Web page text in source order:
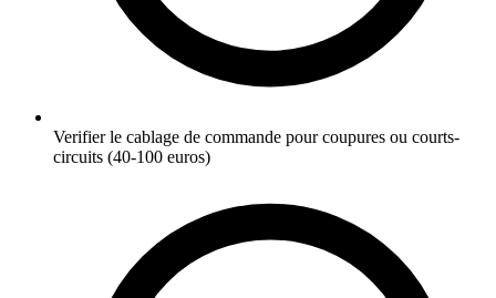
Verifier le cablage de commande pour coupures ou courts-
circuits (40-100 euros)